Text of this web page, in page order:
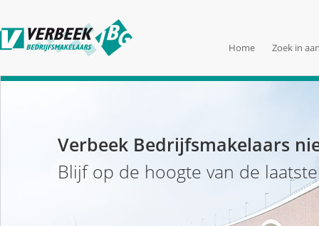
Home Zoek in
Verbeek Bedrijfsmakelaars
Blijf op de hoogte van de